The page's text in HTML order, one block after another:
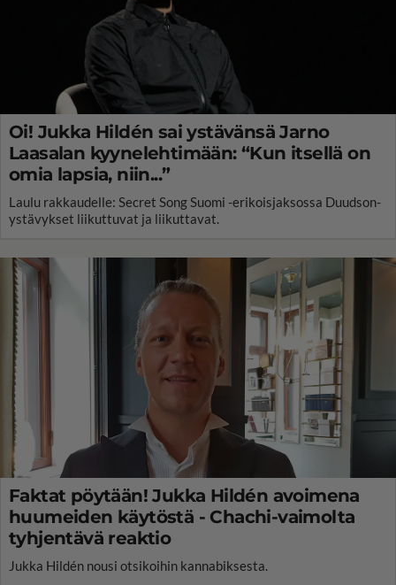
Oi! Jukka Hildén sai ystävänsä Jarno
Laasalan kyynelehtimään: “Kun itsellä on
omia lapsia, niin...”
Laulu rakkaudelle: Secret Song Suomi -erikoisjaksossa Duudson-
ystävykset liikuttuvat ja liikuttavat.
Faktat pöytään! Jukka Hildén avoimena
huumeiden käytöstä - Chachi-vaimolta
tyhjentävä reaktio
Jukka Hildén nousi otsikoihin kannabiksesta.